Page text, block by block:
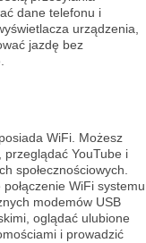
dane telefonu i
urządzenia,
jazdę bez
WiFi. Możesz
YouTube i
społecznościowych.
WiFi systemu
modemów USB
oglądać ulubione
i prowadzić